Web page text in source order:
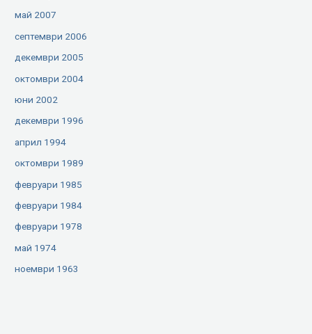
май 2007
септември 2006
декември 2005
октомври 2004
юни 2002
декември 1996
април 1994
октомври 1989
февруари 1985
февруари 1984
февруари 1978
май 1974
ноември 1963